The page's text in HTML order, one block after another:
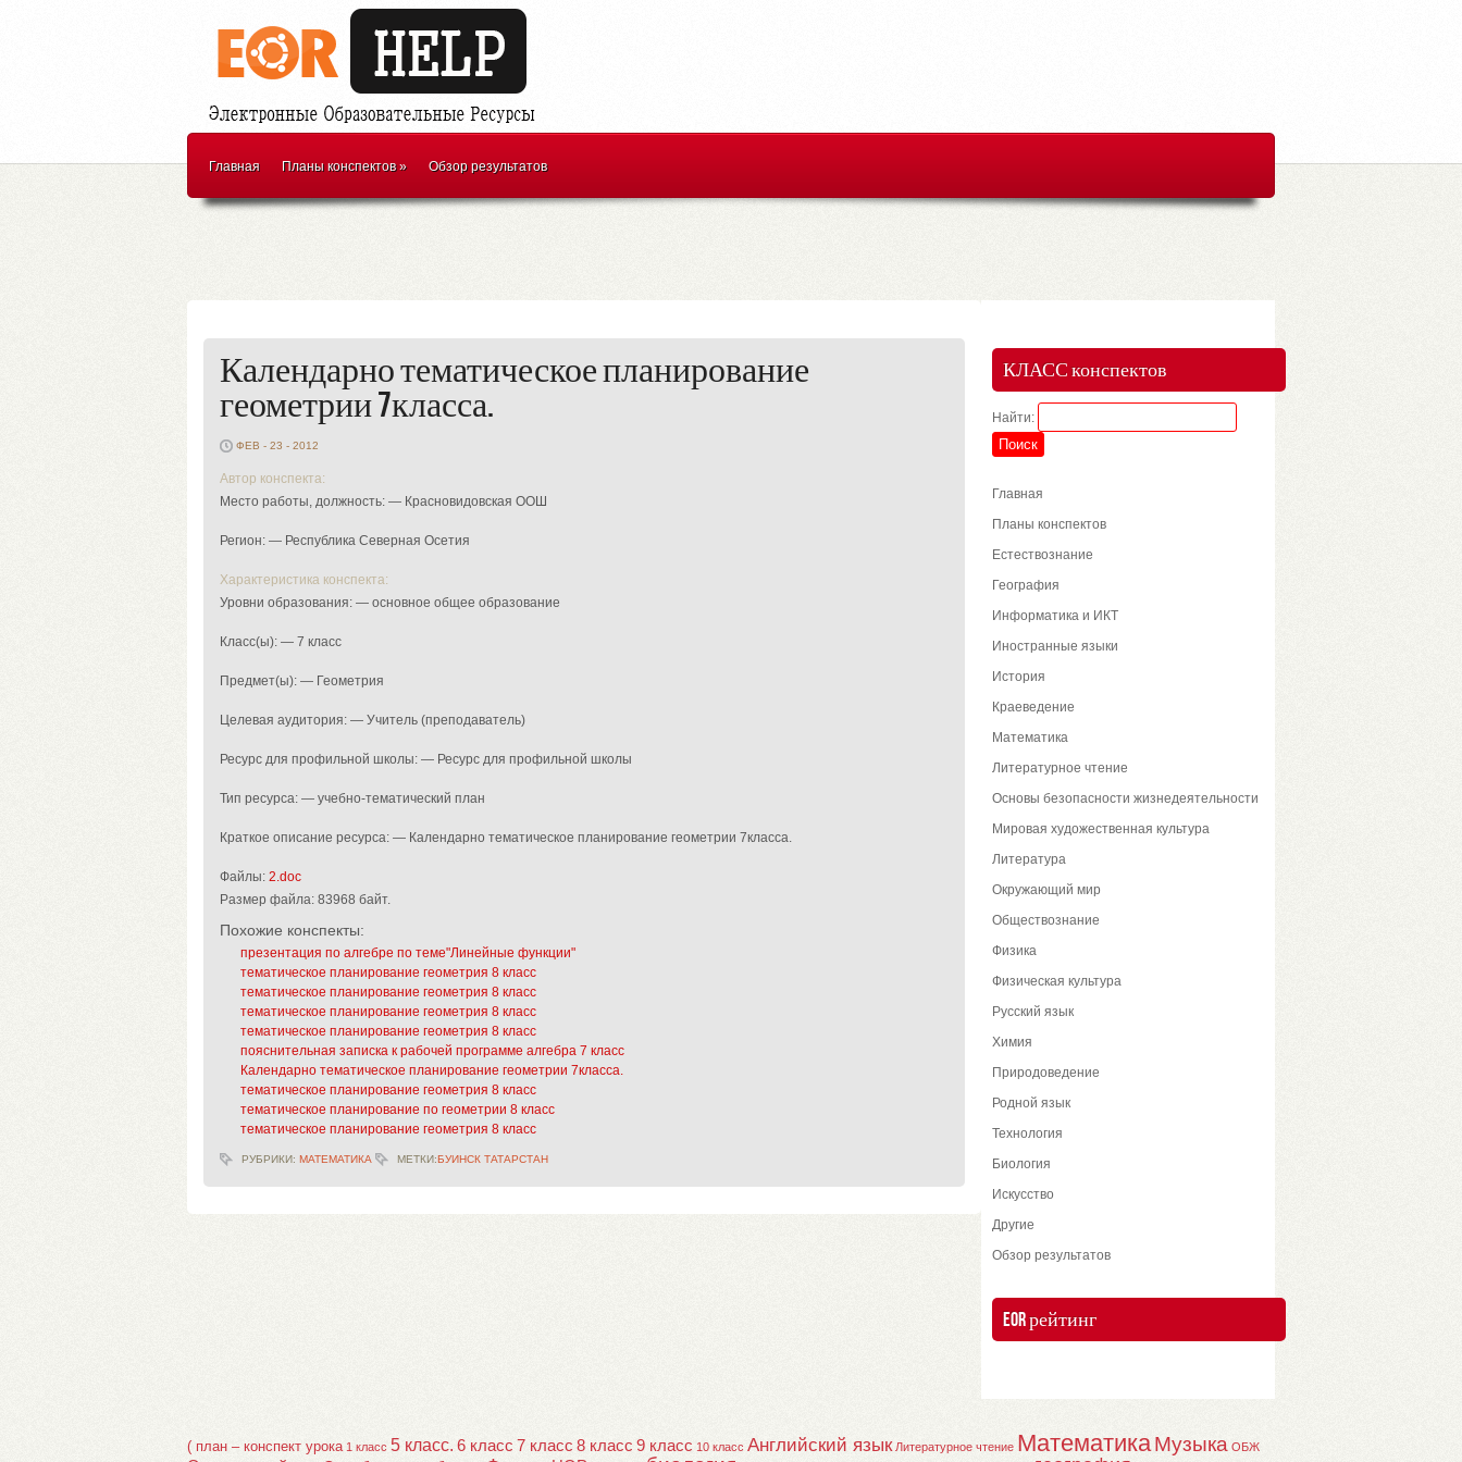
Главная Планы конспектов» Обзор результатов
Календарно тематическое планирование
геометрии 7класса.
ФЕВ - 23 - 2012
Автор конспекта:
Место работы, должность: — Красновидовская ООШ
Регион: — Республика Северная Осетия
Характеристика конспекта:
Уровни образования: — основное общее образование
Класс(ы): — 7 класс
Предмет(ы): — Геометрия
Целевая аудитория: — Учитель (преподаватель)
Ресурс для профильной школы: — Ресурс для профильной школы
Тип ресурса: — учебно-тематический план
Краткое описание ресурса: — Календарно тематическое планирование геометрии 7класса.
Файлы: 2.doc
Размер файла: 83968 байт.
Похожие конспекты:
презентация по алгебре по теме"Линейные функции"
тематическое планирование геометрия 8 класс
тематическое планирование геометрия 8 класс
тематическое планирование геометрия 8 класс
тематическое планирование геометрия 8 класс
пояснительная записка к рабочей программе алгебра 7 класс
Календарно тематическое планирование геометрии 7класса.
тематическое планирование геометрия 8 класс
тематическое планирование по геометрии 8 класс
тематическое планирование геометрия 8 класс
РУБРИКИ: МАТЕМАТИКА МЕТКИ:БУИНСК ТАТАРСТАН
КЛАСС конспектов
Найти:
Главная
Планы конспектов
Естествознание
География
Информатика и ИКТ
Иностранные языки
История
Краеведение
Математика
Литературное чтение
Основы безопасности жизнедеятельности
Мировая художественная культура
Литература
Окружающий мир
Обществознание
Физика
Физическая культура
Русский язык
Химия
Природоведение
Родной язык
Технология
Биология
Искусство
Другие
Обзор результатов
EOR рейтинг
( план – конспект урока 1 класс 5 класс. 6 класс 7 класс 8 класс 9 класс 10 класс Английский язык Литературное чтение МатематикаМузыка ОБЖ